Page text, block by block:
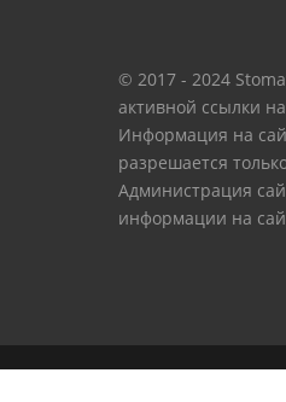
© 2017 - 2024
активной ссылки
Информация на
разрешается
Администрация
информации на